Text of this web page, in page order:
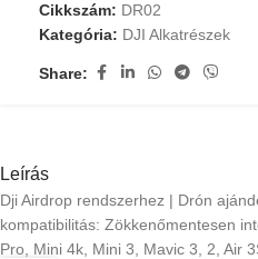
Cikkszám: DR02
Kategória: DJI Alkatrészek
Share:
Leírás
Dji Airdrop rendszerhez | Drón
kompatibilitás: Zökkenőmentesen
Pro, Mini 4k, Mini 3, Mavic 3, 2, Air